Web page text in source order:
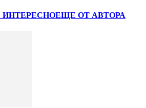
ЕЩЕ ОТ АВТОРА